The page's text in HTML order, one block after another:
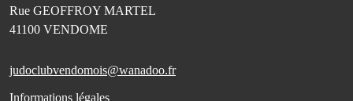
Rue GEOFFROY MARTEL
41100 VENDOME
judoclubvendomois@wanadoo.fr
Informations légales